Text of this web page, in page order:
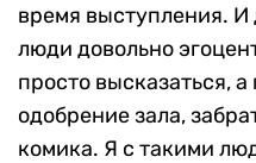
время выступления. И
люди довольно
просто высказаться,
одобрение зала,
комика. Я с такими